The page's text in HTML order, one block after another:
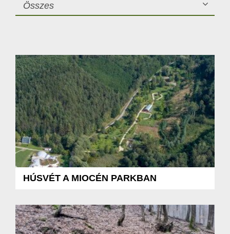
Összes
HÚSVÉT A MIOCÉN PARKBAN